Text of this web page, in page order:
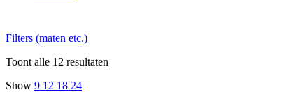
Filters (maten etc.)
Toont alle 12 resultaten
Show 9 12 18 24